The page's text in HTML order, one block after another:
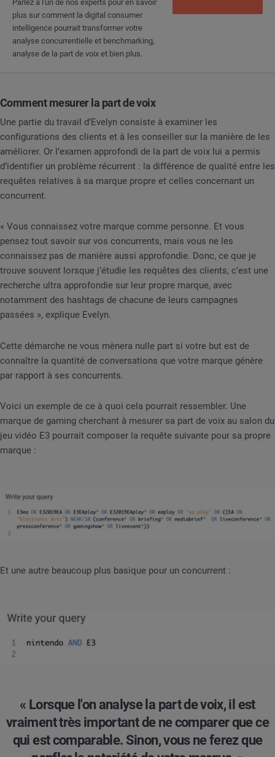
Parlez à l'un de nos experts pour en savoir
plus sur comment la digital consumer
intelligence pourrait transformer votre
analyse concurrentielle et benchmarking,
analyse de la part de voix et bien plus.
Comment mesurer la part de voix
Une partie du travail d’Evelyn consiste à examiner les
configurations des clients et à les conseiller sur la manière de les
améliorer. Or l’examen approfondi de la part de voix lui a permis
d’identifier un problème récurrent : la différence de qualité entre les
requêtes relatives à sa marque propre et celles concernant un
concurrent.
« Vous connaissez votre marque comme personne. Et vous
pensez tout savoir sur vos concurrents, mais vous ne les
connaissez pas de manière aussi approfondie. Donc, ce que je
trouve souvent lorsque j’étudie les requêtes des clients, c’est une
recherche ultra approfondie sur leur propre marque, avec
notamment des hashtags de chacune de leurs campagnes
passées », explique Evelyn.
Cette démarche ne vous mènera nulle part si votre but est de
connaître la quantité de conversations que votre marque génère
par rapport à ses concurrents.
Voici un exemple de ce à quoi cela pourrait ressembler. Une
marque de gaming cherchant à mesurer sa part de voix au salon du
jeu vidéo E3 pourrait composer la requête suivante pour sa propre
marque :
Et une autre beaucoup plus basique pour un concurrent :
« Lorsque l'on analyse la part de voix, il est
vraiment très important de ne comparer que ce
qui est comparable. Sinon, vous ne ferez que